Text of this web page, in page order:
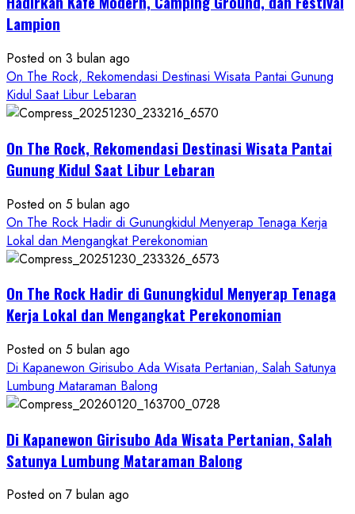
Baru,
Padukan
Keindahan
Alam
Wisata
Kekinian
Lampion
Posted on 3 bulan ago
On The Rock, Rekomendasi Destinasi Wisata Pantai Gunung
Kidul Saat Libur Lebaran
On The Rock, Rekomendasi Destinasi Wisata Pantai
Gunung Kidul Saat Libur Lebaran
Posted on 5 bulan ago
On The Rock Hadir di Gunungkidul Menyerap Tenaga Kerja
Lokal dan Mengangkat Perekonomian
On The Rock Hadir di Gunungkidul Menyerap Tenaga
Kerja Lokal dan Mengangkat Perekonomian
Posted on 5 bulan ago
Di Kapanewon Girisubo Ada Wisata Pertanian, Salah Satunya
Lumbung Mataraman Balong
Di Kapanewon Girisubo Ada Wisata Pertanian, Salah
Satunya Lumbung Mataraman Balong
Posted on 7 bulan ago